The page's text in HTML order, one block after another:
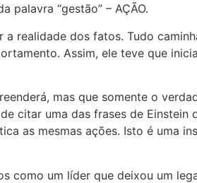
palavra “gestão” – AÇÃO.
realidade dos fatos. Tudo
Assim, ele teve que
mas que somente o
citar uma das frases de Einstein
as mesmas ações. Isto é uma
como um líder que deixou um